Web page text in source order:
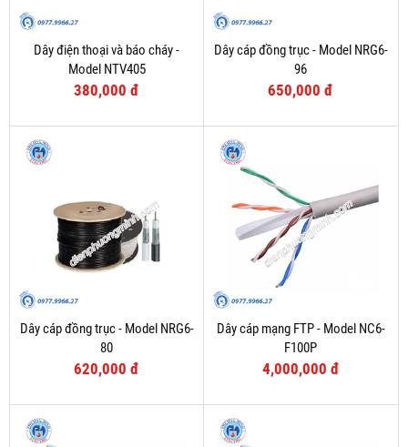
Dây điện thoại và báo cháy -
Model NTV405
380,000 đ
Dây cáp đồng trục - Model NRG6-
96
650,000 đ
Dây cáp đồng trục - Model NRG6-
80
620,000 đ
Dây cáp mạng FTP - Model NC6-
F100P
4,000,000 đ